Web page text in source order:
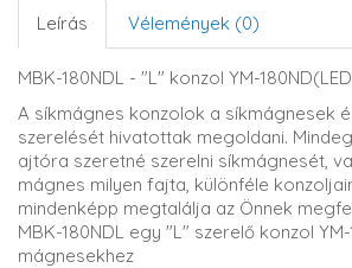
Leírás Vélemények (0)
MBK-180NDL - "L" konzol YM-
A síkmágnes konzolok a síkmágnesek
szerelését hivatottak megoldani.
ajtóra szeretné szerelni síkmágnesét,
mágnes milyen fajta, különféle
mindenképp megtalálja az Önnek
MBK-180NDL egy "L" szerelő konzol
mágnesekhez